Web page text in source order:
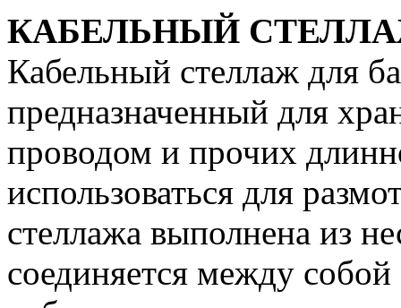
КАБЕЛЬНЫЙ
Кабельный стеллаж для
предназначенный для
проводом и прочих
использоваться для
стеллажа выполнена из
соединяется между